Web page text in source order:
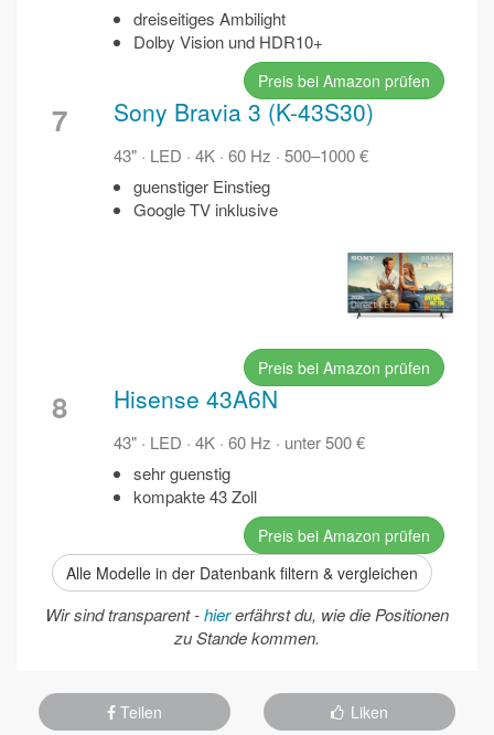
dreiseitiges Ambilight
Dolby Vision und HDR10+
Preis bei Amazon prüfen
7 Sony Bravia 3 (K-43S30)
43" · LED · 4K · 60 Hz · 500–1000 €
guenstiger Einstieg
Google TV inklusive
Preis bei Amazon prüfen
8 Hisense 43A6N
43" · LED · 4K · 60 Hz · unter 500 €
sehr guenstig
kompakte 43 Zoll
Preis bei Amazon prüfen
Alle Modelle in der Datenbank filtern & vergleichen
Wir sind transparent -hiererfährst du, wie die Positionen
zu Stande kommen.
Teilen Liken